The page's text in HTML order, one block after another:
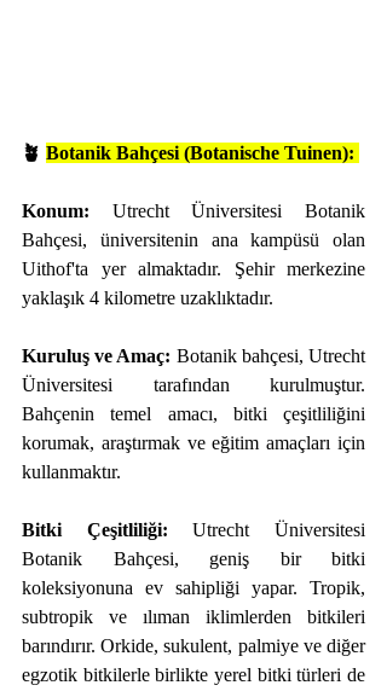
🪴 Botanik Bahçesi (Botanische Tuinen):
Konum: Utrecht Üniversitesi Botanik
Bahçesi, üniversitenin ana kampüsü olan
Uithof'ta yer almaktadır. Şehir merkezine
yaklaşık 4 kilometre uzaklıktadır.
Kuruluş ve Amaç: Botanik bahçesi, Utrecht
Üniversitesi tarafından kurulmuştur.
Bahçenin temel amacı, bitki çeşitliliğini
korumak, araştırmak ve eğitim amaçları için
kullanmaktır.
Bitki Çeşitliliği: Utrecht Üniversitesi
Botanik Bahçesi, geniş bir bitki
koleksiyonuna ev sahipliği yapar. Tropik,
subtropik ve ılıman iklimlerden bitkileri
barındırır. Orkide, sukulent, palmiye ve diğer
egzotik bitkilerle birlikte yerel bitki türleri de